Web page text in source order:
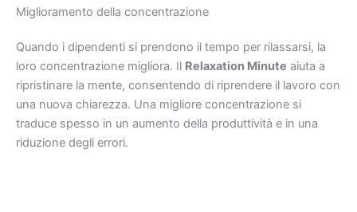
Miglioramento della concentrazione
Quando i dipendenti si prendono il tempo per rilassarsi, la
loro concentrazione migliora. Il Relaxation Minute aiuta a
ripristinare la mente, consentendo di riprendere il lavoro con
una nuova chiarezza. Una migliore concentrazione si
traduce spesso in un aumento della produttività e in una
riduzione degli errori.